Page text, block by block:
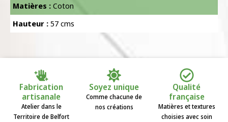
Matières : Coton
Hauteur : 57 cms
Fabrication
artisanale
Atelier dans le
Territoire de Belfort
Soyez unique
Comme chacune de
nos créations
Qualité
française
Matières et textures
choisies avec soin